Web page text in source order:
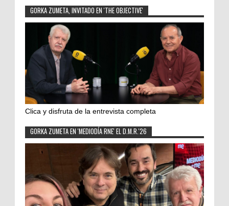
GORKA ZUMETA, INVITADO EN 'THE OBJECTIVE'
Clica y disfruta de la entrevista completa
GORKA ZUMETA EN 'MEDIODÍA RNE' EL D.M.R.'26